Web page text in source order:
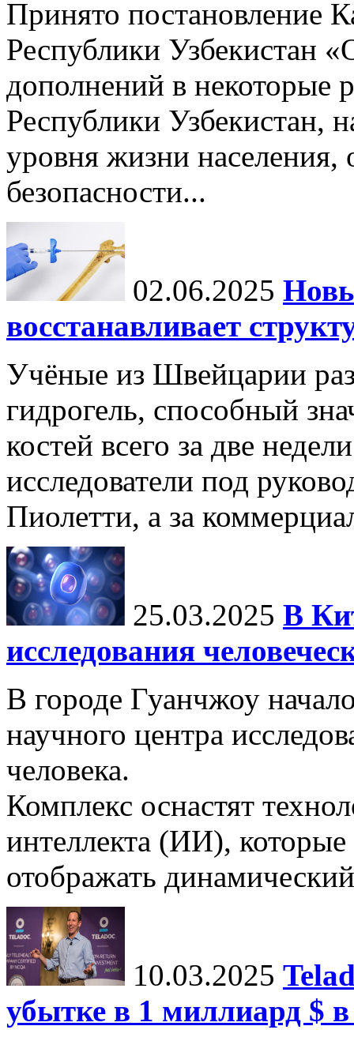
Принято постановление
Республики Узбекистан
дополнений в некоторые
Республики Узбекистан,
уровня жизни населения,
безопасности...
02.06.2025
восстанавливает
Учёные из Швейцарии
гидрогель, способный
костей всего за две
исследователи под
Пиолетти, а за
25.03.2025 В
исследования
В городе Гуанчжоу
научного центра
человека.
Комплекс оснастят
интеллекта (ИИ),
отображать
10.03.2025
убытке в 1 миллиард $ в